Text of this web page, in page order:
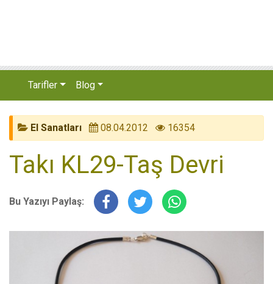
Tarifler Blog
El Sanatları 08.04.2012 16354
Takı KL29-Taş Devri
Bu Yazıyı Paylaş: